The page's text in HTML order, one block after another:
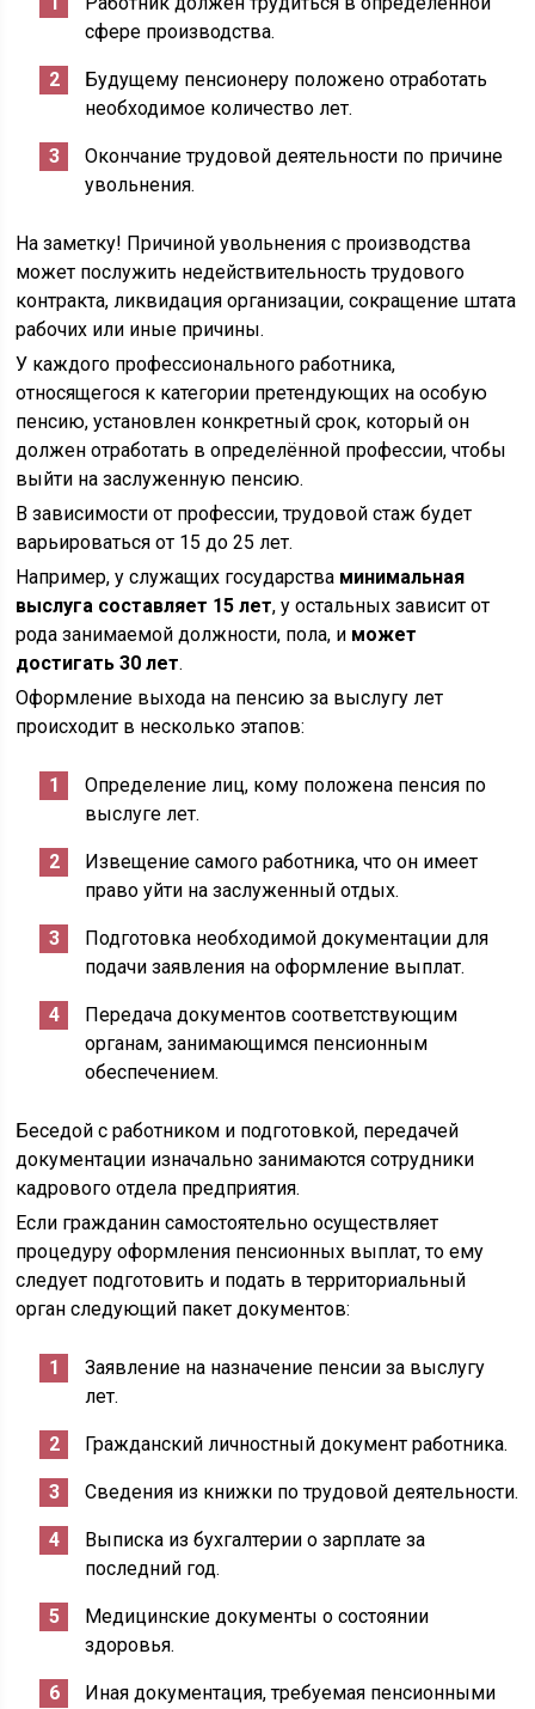
сфере производства.
Будущему пенсионеру положено отработать
необходимое количество лет.
Окончание трудовой деятельности по причине
увольнения.
На заметку! Причиной увольнения с производства
может послужить недействительность трудового
контракта, ликвидация организации, сокращение штата
рабочих или иные причины.
У каждого профессионального работника,
относящегося к категории претендующих на особую
пенсию, установлен конкретный срок, который он
должен отработать в определённой профессии, чтобы
выйти на заслуженную пенсию.
В зависимости от профессии, трудовой стаж будет
варьироваться от 15 до 25 лет.
Например, у служащих государства минимальная
выслуга составляет 15 лет, у остальных зависит от
рода занимаемой должности, пола, и может
достигать 30 лет.
Оформление выхода на пенсию за выслугу лет
происходит в несколько этапов:
Определение лиц, кому положена пенсия по
выслуге лет.
Извещение самого работника, что он имеет
право уйти на заслуженный отдых.
Подготовка необходимой документации для
подачи заявления на оформление выплат.
Передача документов соответствующим
органам, занимающимся пенсионным
обеспечением.
Беседой с работником и подготовкой, передачей
документации изначально занимаются сотрудники
кадрового отдела предприятия.
Если гражданин самостоятельно осуществляет
процедуру оформления пенсионных выплат, то ему
следует подготовить и подать в территориальный
орган следующий пакет документов:
Заявление на назначение пенсии за выслугу
лет.
Гражданский личностный документ работника.
Сведения из книжки по трудовой деятельности.
Выписка из бухгалтерии о зарплате за
последний год.
Медицинские документы о состоянии
здоровья.
Иная документация, требуемая пенсионными